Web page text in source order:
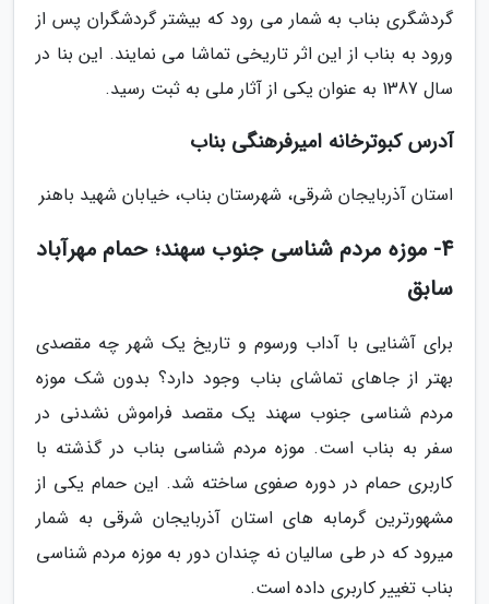
گردشگری بناب به شمار می رود که بیشتر گردشگران پس از
ورود به بناب از این اثر تاریخی تماشا می نمایند. این بنا در
سال 1387 به عنوان یکی از آثار ملی به ثبت رسید.
آدرس کبوترخانه امیرفرهنگی بناب
استان آذربایجان شرقی، شهرستان بناب، خیابان شهید باهنر
4- موزه مردم شناسی جنوب سهند؛ حمام مهرآباد
سابق
برای آشنایی با آداب ورسوم و تاریخ یک شهر چه مقصدی
بهتر از جاهای تماشای بناب وجود دارد؟ بدون شک موزه
مردم شناسی جنوب سهند یک مقصد فراموش نشدنی در
سفر به بناب است. موزه مردم شناسی بناب در گذشته با
کاربری حمام در دوره صفوی ساخته شد. این حمام یکی از
مشهورترین گرمابه های استان آذربایجان شرقی به شمار
میرود که در طی سالیان نه چندان دور به موزه مردم شناسی
بناب تغییر کاربری داده است.